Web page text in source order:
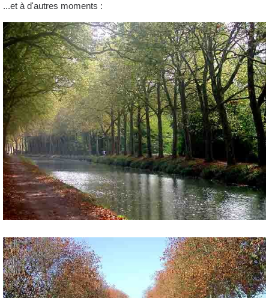
...et à d'autres moments :